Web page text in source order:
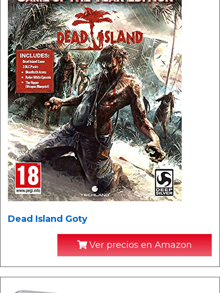
Dead Island Goty
Ver precios en Amazon